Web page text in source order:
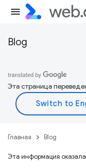
Blog
Эта страница
Главная Blog
Эта информация